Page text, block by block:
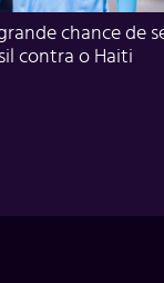
chance de
contra o Haiti